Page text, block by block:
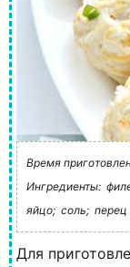
Время
Ингредиенты:
яйцо; соль;
Для